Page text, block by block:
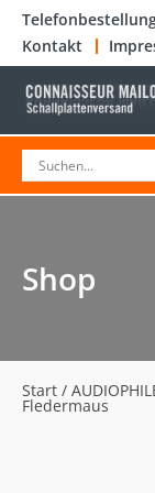
Kontakt
Shop
Start /
Fledermaus